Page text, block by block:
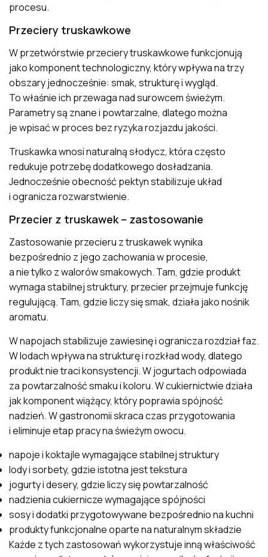
procesu.
Przeciery truskawkowe
W przetwórstwie przeciery truskawkowe funkcjonują
jako komponent technologiczny, który wpływa na trzy
obszary jednocześnie: smak, strukturę i wygląd.
To właśnie ich przewaga nad surowcem świeżym.
Parametry są znane i powtarzalne, dlatego można
je wpisać w proces bez ryzyka rozjazdu jakości.
Truskawka wnosi naturalną słodycz, która często
redukuje potrzebę dodatkowego dosładzania.
Jednocześnie obecność pektyn stabilizuje układ
i ogranicza rozwarstwienie.
Przecier z truskawek – zastosowanie
Zastosowanie przecieru z truskawek wynika
bezpośrednio z jego zachowania w procesie,
a nie tylko z walorów smakowych. Tam, gdzie produkt
wymaga stabilnej struktury, przecier przejmuje funkcję
regulującą. Tam, gdzie liczy się smak, działa jako nośnik
aromatu.
W napojach stabilizuje zawiesinę i ogranicza rozdział faz.
W lodach wpływa na strukturę i rozkład wody, dlatego
produkt nie traci konsystencji. W jogurtach odpowiada
za powtarzalność smaku i koloru. W cukiernictwie działa
jak komponent wiążący, który poprawia spójność
nadzień. W gastronomii skraca czas przygotowania
i eliminuje etap pracy na świeżym owocu.
napoje i koktajle wymagające stabilnej struktury
lody i sorbety, gdzie istotna jest tekstura
jogurty i desery, gdzie liczy się powtarzalność
nadzienia cukiernicze wymagające spójności
sosy i dodatki przygotowywane bezpośrednio na kuchni
produkty funkcjonalne oparte na naturalnym składzie
Każde z tych zastosowań wykorzystuje inną właściwość